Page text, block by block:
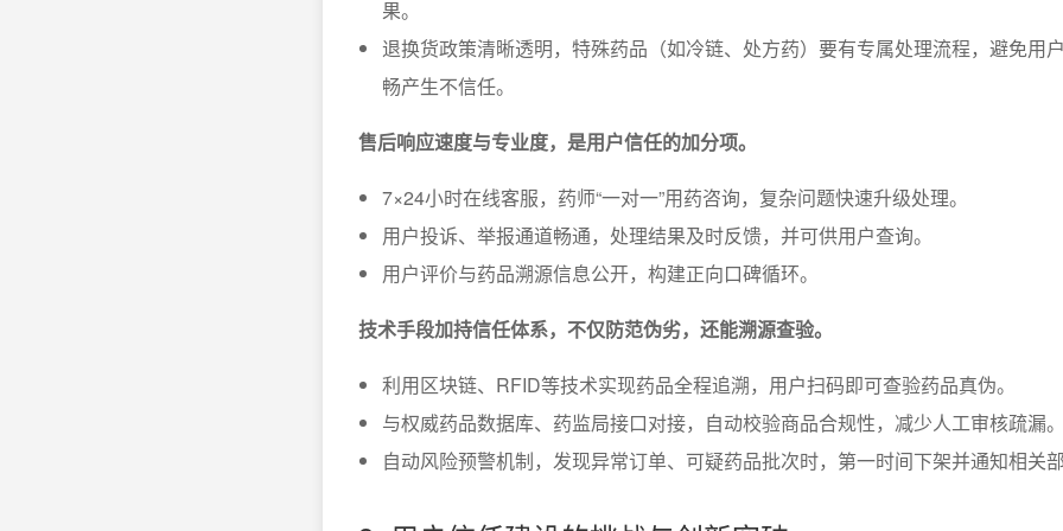
果。
退换货政策清晰透明，特殊药品（如冷链、处方药）要有专属处理流程，避免用
畅产生不信任。
售后响应速度与专业度，是用户信任的加分项。
7×24小时在线客服，药师“一对一”用药咨询，复杂问题快速升级处理。
用户投诉、举报通道畅通，处理结果及时反馈，并可供用户查询。
用户评价与药品溯源信息公开，构建正向口碑循环。
技术手段加持信任体系，不仅防范伪劣，还能溯源查验。
利用区块链、RFID等技术实现药品全程追溯，用户扫码即可查验药品真伪。
与权威药品数据库、药监局接口对接，自动校验商品合规性，减少人工审核疏漏。
自动风险预警机制，发现异常订单、可疑药品批次时，第一时间下架并通知相关部